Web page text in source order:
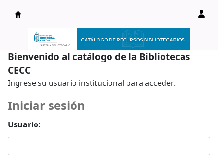
Catálogo en línea
Bienvenido al catálogo de la Bibliotecas
CECC
Ingrese su usuario institucional para acceder.
Iniciar sesión
Usuario: